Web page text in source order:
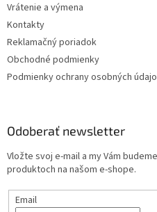
Vrátenie a výmena
Kontakty
Reklamačný poriadok
Obchodné podmienky
Podmienky ochrany osobných
Odoberať newsletter
Vložte svoj e-mail a my Vám
produktoch na našom e-shope.
Email